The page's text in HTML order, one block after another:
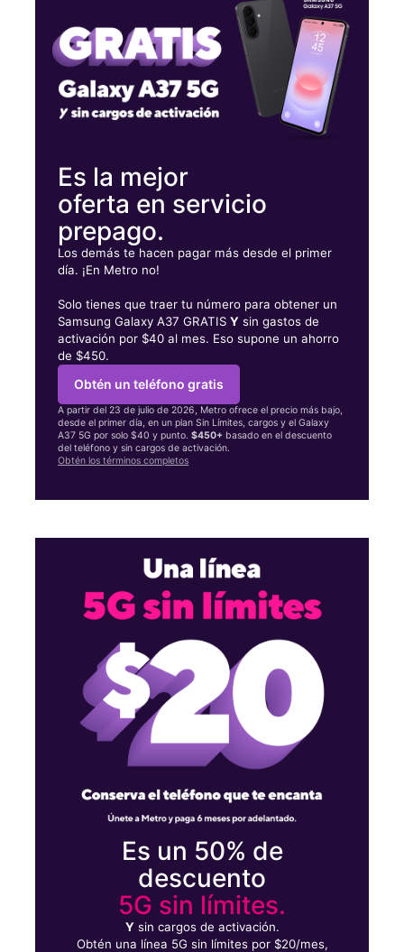
346 S Covington St Hillsboro, TX 76645
Es la mejor
oferta en servicio
prepago.
Los demás te hacen pagar más desde el primer
día. ¡En Metro no!
Solo tienes que traer tu número para obtener un
Samsung Galaxy A37 GRATISY sin gastos de
activación por $40 al mes. Eso supone un ahorro
de $450.
Obtén un teléfono gratis
A partir del 23 de julio de 2026, Metro ofrece el precio más bajo,
desde el primer día, en un plan Sin Límites, cargos y el Galaxy
A37 5G por solo $40 y punto.$450+ basado en el descuento
del teléfono y sin cargos de activación.
Obtén los términos completos
Es un 50% de
descuento
5G sin límites.
Ysin cargos de activación.
Obtén una línea 5G sin límites por $20/mes,